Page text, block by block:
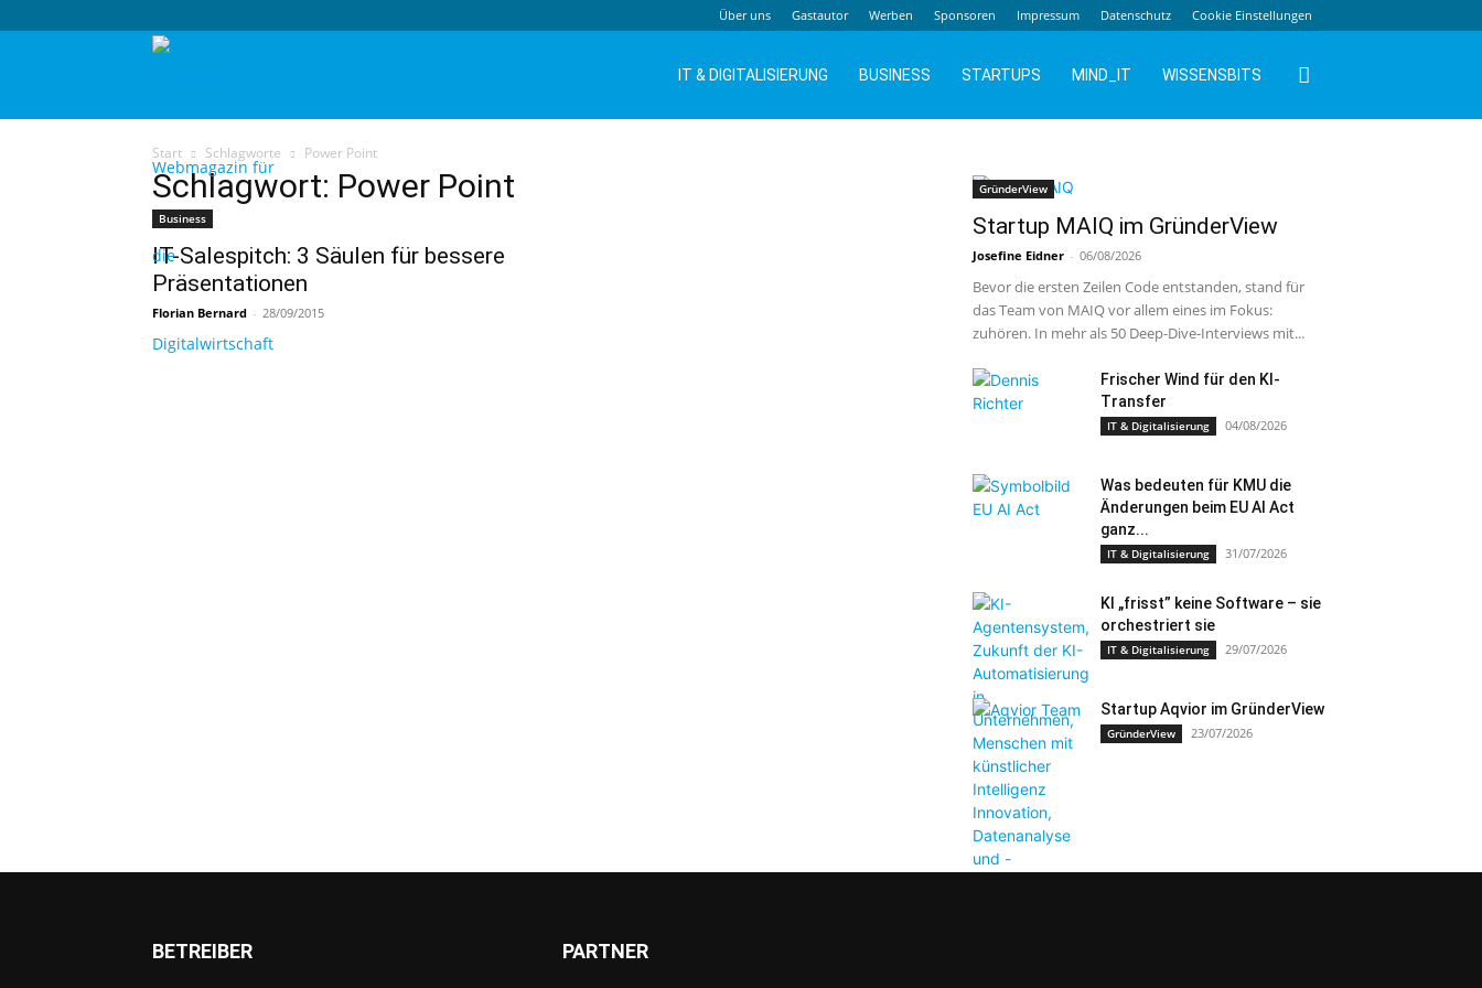
Über uns Gastautor Werben Sponsoren Impressum Datenschutz Cookie Einstellungen
IT & DIGITALISIERUNG BUSINESS STARTUPS MIND_IT WISSENSBITS
Start Schlagworte Power Point
Schlagwort: Power Point
Business
IT-Salespitch: 3 Säulen für bessere
Präsentationen
Florian Bernard - 28/09/2015
GründerView
Startup MAIQ im GründerView
Josefine Eidner - 06/08/2026
Bevor die ersten Zeilen Code entstanden, stand für
das Team von MAIQ vor allem eines im Fokus:
zuhören. In mehr als 50 Deep-Dive-Interviews mit...
Frischer Wind für den KI-
Transfer
IT & Digitalisierung 04/08/2026
Was bedeuten für KMU die
Änderungen beim EU AI Act
ganz...
IT & Digitalisierung 31/07/2026
KI „frisst” keine Software – sie
orchestriert sie
IT & Digitalisierung 29/07/2026
Startup Aqvior im GründerView
GründerView 23/07/2026
BETREIBER PARTNER